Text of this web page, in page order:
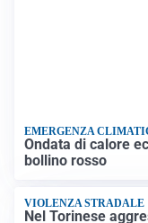
EMERGENZA
Ondata di calore